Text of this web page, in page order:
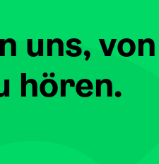
uns, von
hören.